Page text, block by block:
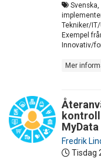
Tekniker/IT/
Exempel
Innovativ/
Mer
Fredrik
Tisdag